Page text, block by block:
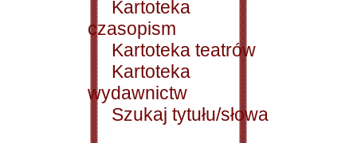
Kartoteka
czasopism
Kartoteka teatrów
Kartoteka
wydawnictw
Szukaj tytułu/słowa